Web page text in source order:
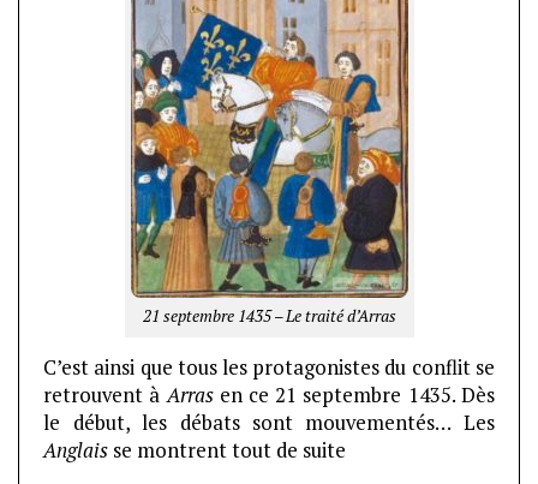
21 septembre 1435 – Le traité d’Arras
C’est ainsi que tous les protagonistes du conflit se
retrouvent àArrasen ce 21 septembre 1435. Dès
le début, les débats sont mouvementés… Les
Anglais se montrent tout de suite